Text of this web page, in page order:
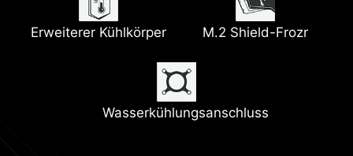
2x 8 Pin Anschlüsse
Vorinstallierte IO-
Blende
6-Ebenen PCB mit
verstärkten
Digitales PWM
2,5G Netzwerk Lightning-USB
DDR5 Arbeitsspeicher
Erweiterer Kühlkörper M.2 Shield-Frozr
Wasserkühlungsanschluss